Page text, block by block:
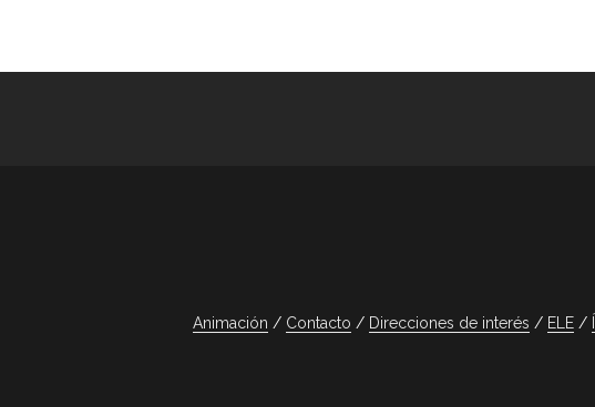
Animación Contacto Direcciones de interés ELE